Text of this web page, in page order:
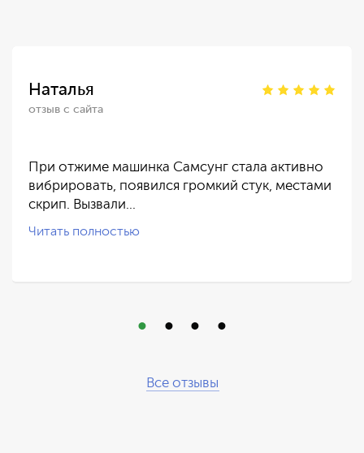
Наталья
отзыв с сайта
При отжиме машинка Самсунг стала активно
вибрировать, появился громкий стук, местами
скрип. Вызвали…
Читать полностью
Все отзывы